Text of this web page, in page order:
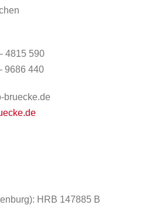
4815 590
9686 440
bruecke.de
HRB 147885 B